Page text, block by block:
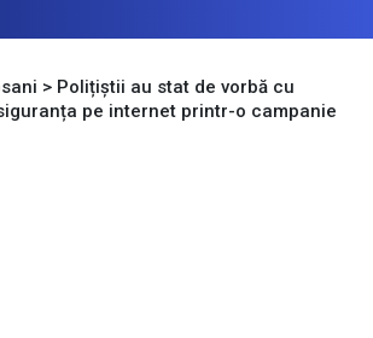
> Polițiștii au stat de vorbă cu
pe internet printr-o campanie